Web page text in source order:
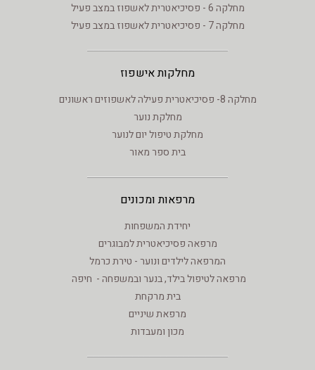
מחלקה 6 - פסיכיאטרית לאשפוז במצב פעיל
מחלקה 7 - פסיכיאטרית לאשפוז במצב פעיל
מחלקות אישפוז
מחלקה 8- פסיכיאטרית פעילה לאשפוזים ראשונים
מחלקת נוער
מחלקת טיפול יום לנוער
בית ספר מאור
מרפאות ומכונים
יחידת המשפחות
מרפאה פסיכיאטרית למבוגרים
המרפאה לילדים ונוער - טירת כרמל
מרפאה לטיפול בילד, בנער ובמשפחה - חיפה
בית מרקחת
מרפאת שיניים
מכון ומעבדות